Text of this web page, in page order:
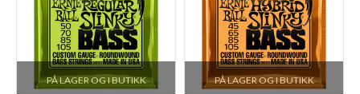
PÅ LAGER OG I BUTIKK PÅ LAGER OG I BUTIKK